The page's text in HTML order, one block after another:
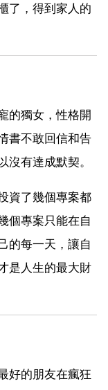
了，得到家人的
的獨女，性格開
書不敢回信和告
沒有達成默契。
資了幾個專案都
個專案只能在自
的每一天，讓自
是人生的最大財
好的朋友在瘋狂